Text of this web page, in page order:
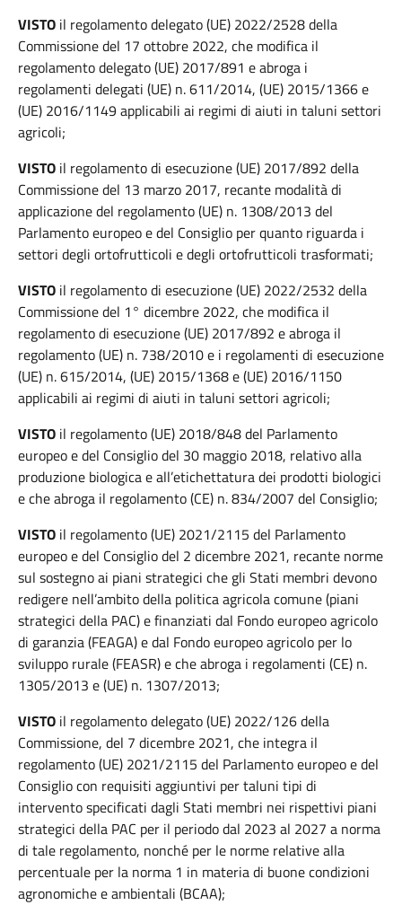
VISTO il regolamento delegato (UE) 2022/2528 della
Commissione del 17 ottobre 2022, che modifica il
regolamento delegato (UE) 2017/891 e abroga i
regolamenti delegati (UE) n. 611/2014, (UE) 2015/1366 e
(UE) 2016/1149 applicabili ai regimi di aiuti in taluni settori
agricoli;
VISTO il regolamento di esecuzione (UE) 2017/892 della
Commissione del 13 marzo 2017, recante modalità di
applicazione del regolamento (UE) n. 1308/2013 del
Parlamento europeo e del Consiglio per quanto riguarda i
settori degli ortofrutticoli e degli ortofrutticoli trasformati;
VISTO il regolamento di esecuzione (UE) 2022/2532 della
Commissione del 1° dicembre 2022, che modifica il
regolamento di esecuzione (UE) 2017/892 e abroga il
regolamento (UE) n. 738/2010 e i regolamenti di esecuzione
(UE) n. 615/2014, (UE) 2015/1368 e (UE) 2016/1150
applicabili ai regimi di aiuti in taluni settori agricoli;
VISTO il regolamento (UE) 2018/848 del Parlamento
europeo e del Consiglio del 30 maggio 2018, relativo alla
produzione biologica e all’etichettatura dei prodotti biologici
e che abroga il regolamento (CE) n. 834/2007 del Consiglio;
VISTO il regolamento (UE) 2021/2115 del Parlamento
europeo e del Consiglio del 2 dicembre 2021, recante norme
sul sostegno ai piani strategici che gli Stati membri devono
redigere nell’ambito della politica agricola comune (piani
strategici della PAC) e finanziati dal Fondo europeo agricolo
di garanzia (FEAGA) e dal Fondo europeo agricolo per lo
sviluppo rurale (FEASR) e che abroga i regolamenti (CE) n.
1305/2013 e (UE) n. 1307/2013;
VISTO il regolamento delegato (UE) 2022/126 della
Commissione, del 7 dicembre 2021, che integra il
regolamento (UE) 2021/2115 del Parlamento europeo e del
Consiglio con requisiti aggiuntivi per taluni tipi di
intervento specificati dagli Stati membri nei rispettivi piani
strategici della PAC per il periodo dal 2023 al 2027 a norma
di tale regolamento, nonché per le norme relative alla
percentuale per la norma 1 in materia di buone condizioni
agronomiche e ambientali (BCAA);